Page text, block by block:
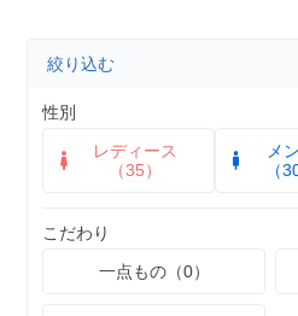
絞り込む
性別
レディース
（35）
メ
（
こだわり
一点もの（0）